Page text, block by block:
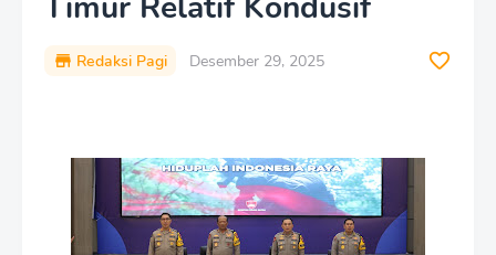
Redaksi Pagi Desember 29, 2025